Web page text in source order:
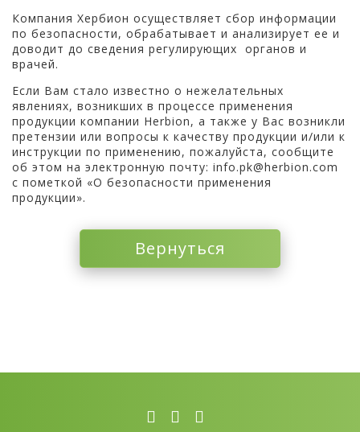
Компания Хербион осуществляет сбор информации
по безопасности, обрабатывает и анализирует ее и
доводит до сведения регулирующих органов и
врачей.
Если Вам стало известно о нежелательных
явлениях, возникших в процессе применения
продукции компании Herbion, а также у Вас возникли
претензии или вопросы к качеству продукции и/или к
инструкции по применению, пожалуйста, сообщите
об этом на электронную почту: info.pk@herbion.com
c пометкой «О безопасности применения
продукции».
Вернуться